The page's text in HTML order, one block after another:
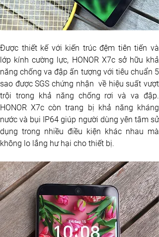
Được thiết kế với kiến trúc đệm tiên tiến và
lớp kính cường lực, HONOR X7c sở hữu khả
năng chống va đập ấn tượng với tiêu chuẩn 5
sao được SGS chứng nhận  về hiệu suất vượt
trội trong khả năng chống rơi và va đập.
HONOR X7c còn trang bị khả năng kháng
nước và bụi IP64 giúp người dùng yên tâm sử
dụng trong nhiều điều kiện khác nhau mà
không lo lắng hư hại cho thiết bị.